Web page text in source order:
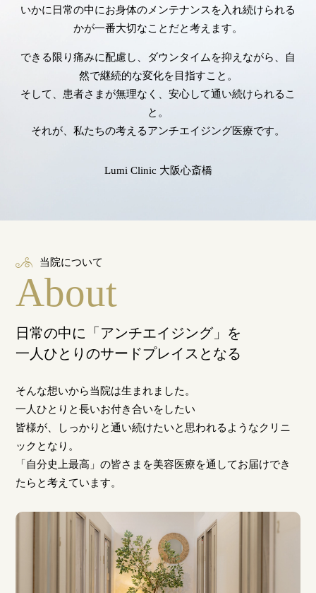
いかに日常の中にお身体のメンテナンスを入れ続けられる
かが一番大切なことだと考えます。
できる限り痛みに配慮し、ダウンタイムを抑えながら、自
然で継続的な変化を目指すこと。
そして、患者さまが無理なく、安心して通い続けられるこ
と。
それが、私たちの考えるアンチエイジング医療です。
Lumi Clinic 大阪心斎橋
当院について
About
日常の中に「アンチエイジング」を
一人ひとりのサードプレイスとなる
そんな想いから当院は生まれました。
一人ひとりと長いお付き合いをしたい
皆様が、しっかりと通い続けたいと思われるようなクリニ
ックとなり。
「自分史上最高」の皆さまを美容医療を通してお届けでき
たらと考えています。